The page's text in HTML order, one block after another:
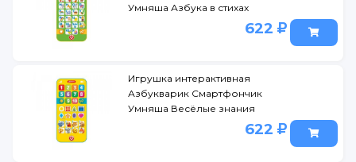
Умняша Азбука в стихах
622
Игрушка интерактивная
Азбукварик Смартфончик
Умняша Весёлые знания
622